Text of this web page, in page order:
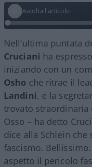
Ascolta l'articolo
Nell’ultima puntata
Cruciani ha
iniziando con un
Osho che ritrae il
Landini, e la
trovato straordinaria
Osso – ha detto
dice alla Schlein che
fascismo.
aspetto il pericolo